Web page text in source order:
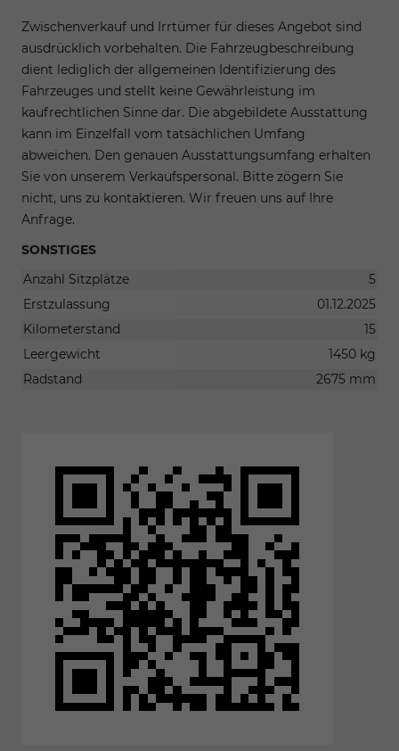
Zwischenverkauf und Irrtümer für dieses Angebot sind
ausdrücklich vorbehalten. Die Fahrzeugbeschreibung
dient lediglich der allgemeinen Identifizierung des
Fahrzeuges und stellt keine Gewährleistung im
kaufrechtlichen Sinne dar. Die abgebildete Ausstattung
kann im Einzelfall vom tatsächlichen Umfang
abweichen. Den genauen Ausstattungsumfang erhalten
Sie von unserem Verkaufspersonal. Bitte zögern Sie
nicht, uns zu kontaktieren. Wir freuen uns auf Ihre
Anfrage.
SONSTIGES
Anzahl Sitzplätze
5
Erstzulassung
01.12.2025
Kilometerstand
15
Leergewicht
1450 kg
Radstand
2675 mm